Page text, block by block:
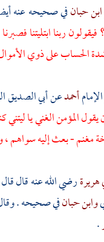
ابن حبانفي صحيحه عنه
ربنا ابتليتنا
الحساب على ذوي
أحمدعنأبي الصديق
المؤمن الغني يا
مغنم - بعث إليه سواهم
هريرةرضي الله عنه قال
وابن حبانفي صحيحه .
.